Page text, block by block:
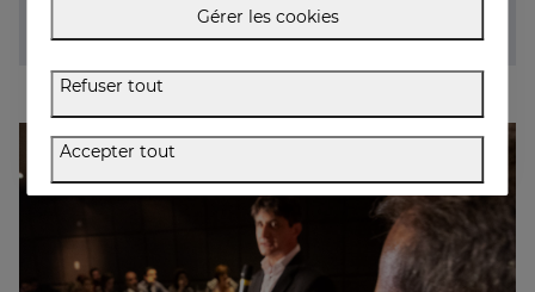
patients.
Gérer les cookies
Refuser tout
Accepter tout